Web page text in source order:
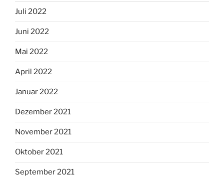
Juli 2022
Juni 2022
Mai 2022
April 2022
Januar 2022
Dezember 2021
November 2021
Oktober 2021
September 2021